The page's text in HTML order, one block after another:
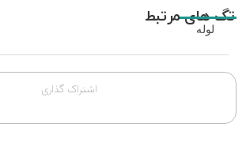
تگ های مرتبط
لوله
اشتراک گذاری